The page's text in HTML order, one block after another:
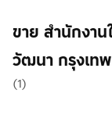
ขาย สำนักงา
วัฒนา กรุงเท
(1)